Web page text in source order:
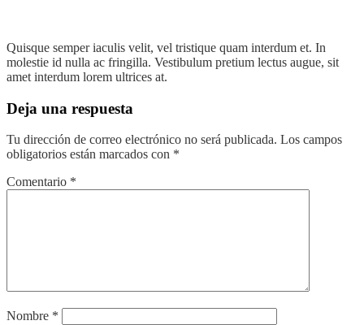
Quisque semper iaculis velit, vel tristique quam interdum et. In
molestie id nulla ac fringilla. Vestibulum pretium lectus augue, sit
amet interdum lorem ultrices at.
Deja una respuesta
Tu dirección de correo electrónico no será publicada. Los campos
obligatorios están marcados con *
Comentario *
Nombre *